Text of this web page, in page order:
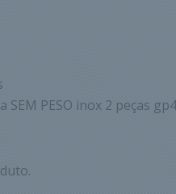
SEM PESO inox 2 peças